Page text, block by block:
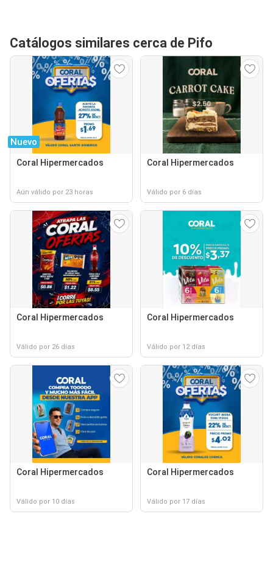
Catálogos similares cerca de Pifo
Nuevo
Coral Hipermercados
Aún válido por 23 horas
Coral Hipermercados
Válido por 6 días
Coral Hipermercados
Válido por 26 días
Coral Hipermercados
Válido por 12 días
Coral Hipermercados
Válido por 10 días
Coral Hipermercados
Válido por 17 días